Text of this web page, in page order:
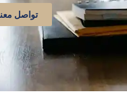
تواصل